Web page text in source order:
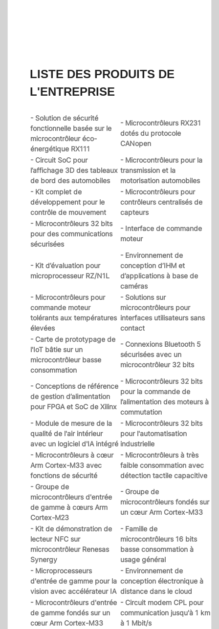
LISTE DES PRODUITS DE
L'ENTREPRISE
- Solution de sécurité
fonctionnelle basée sur le
microcontrôleur éco-
énergétique RX111
- Microcontrôleurs RX231
dotés du protocole
CANopen
- Circuit SoC pour
l’affichage 3D des tableaux
de bord des automobiles
- Microcontrôleurs pour la
transmission et la
motorisation automobiles
- Kit complet de
développement pour le
contrôle de mouvement
- Microcontrôleurs pour
contrôleurs centralisés de
capteurs
- Microcontrôleurs 32 bits
pour des communications
sécurisées
- Interface de commande
moteur
- Kit d’évaluation pour
microprocesseur RZ/N1L
- Environnement de
conception d’IHM et
d’applications à base de
caméras
- Microcontrôleurs pour
commande moteur
tolérants aux températures
élevées
- Solutions sur
microcontrôleurs pour
interfaces utilisateurs sans
contact
- Carte de prototypage de
l'IoT bâtie sur un
microcontrôleur basse
consommation
- Connexions Bluetooth 5
sécurisées avec un
microcontrôleur 32 bits
- Conceptions de référence
de gestion d’alimentation
pour FPGA et SoC de Xilinx
- Microcontrôleurs 32 bits
pour la commande de
l’alimentation des moteurs à
commutation
- Module de mesure de la
qualité de l'air intérieur
avec un logiciel d'IA intégré
- Microcontrôleurs 32 bits
pour l'automatisation
industrielle
- Microcontrôleurs à cœur
Arm Cortex-M33 avec
fonctions de sécurité
- Microcontrôleurs à très
faible consommation avec
détection tactile capacitive
- Groupe de
microcontrôleurs d'entrée
de gamme à cœurs Arm
Cortex-M23
- Groupe de
microcontrôleurs fondés sur
un cœur Arm Cortex-M33
- Kit de démonstration de
lecteur NFC sur
microcontrôleur Renesas
Synergy
- Famille de
microcontrôleurs 16 bits
basse consommation à
usage général
- Microprocesseurs
d'entrée de gamme pour la
vision avec accélérateur IA
- Environnement de
conception électronique à
distance dans le cloud
- Microcontrôleurs d'entrée
de gamme fondés sur un
cœur Arm Cortex-M33
- Circuit modem CPL pour
communication jusqu'à 1 km
à 1 Mbit/s